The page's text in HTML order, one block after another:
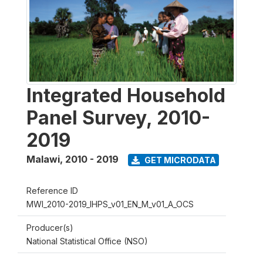
Integrated Household
Panel Survey, 2010-
2019
Malawi, 2010 - 2019 GET MICRODATA
Reference ID
MWI_2010-2019_IHPS_v01_EN_M_v01_A_OCS
Producer(s)
National Statistical Office (NSO)